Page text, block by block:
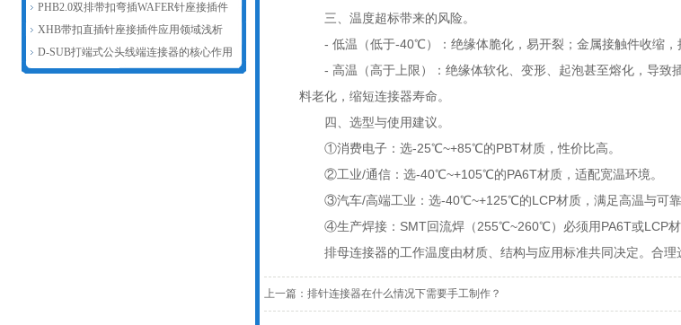
解
PHB2.0双排带扣弯插WAFER针座接插件
主要作用浅析
XHB带扣直插针座接插件应用领域浅析
D-SUB打端式公头线端连接器的核心作用
三、温度超标带来的风险。
- 低温（低于-40℃）：绝缘体脆化，易开裂；金属接触件收缩，
- 高温（高于上限）：绝缘体软化、变形、起泡甚至熔化，导致
料老化，缩短连接器寿命。
四、选型与使用建议。
①消费电子：选-25℃~+85℃的PBT材质，性价比高。
②工业/通信：选-40℃~+105℃的PA6T材质，适配宽温环境。
③汽车/高端工业：选-40℃~+125℃的LCP材质，满足高温与可靠
④生产焊接：SMT回流焊（255℃~260℃）必须用PA6T或LCP材
排母连接器的工作温度由材质、结构与应用标准共同决定。合
上一篇： 排针连接器在什么情况下需要手工制作？